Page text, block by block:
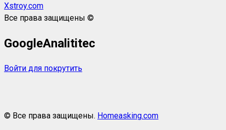
Xstroy.com
Все права защищены ©
GoogleAnalititec
Войти для покрутить
© Все права защищены. Homeasking.com